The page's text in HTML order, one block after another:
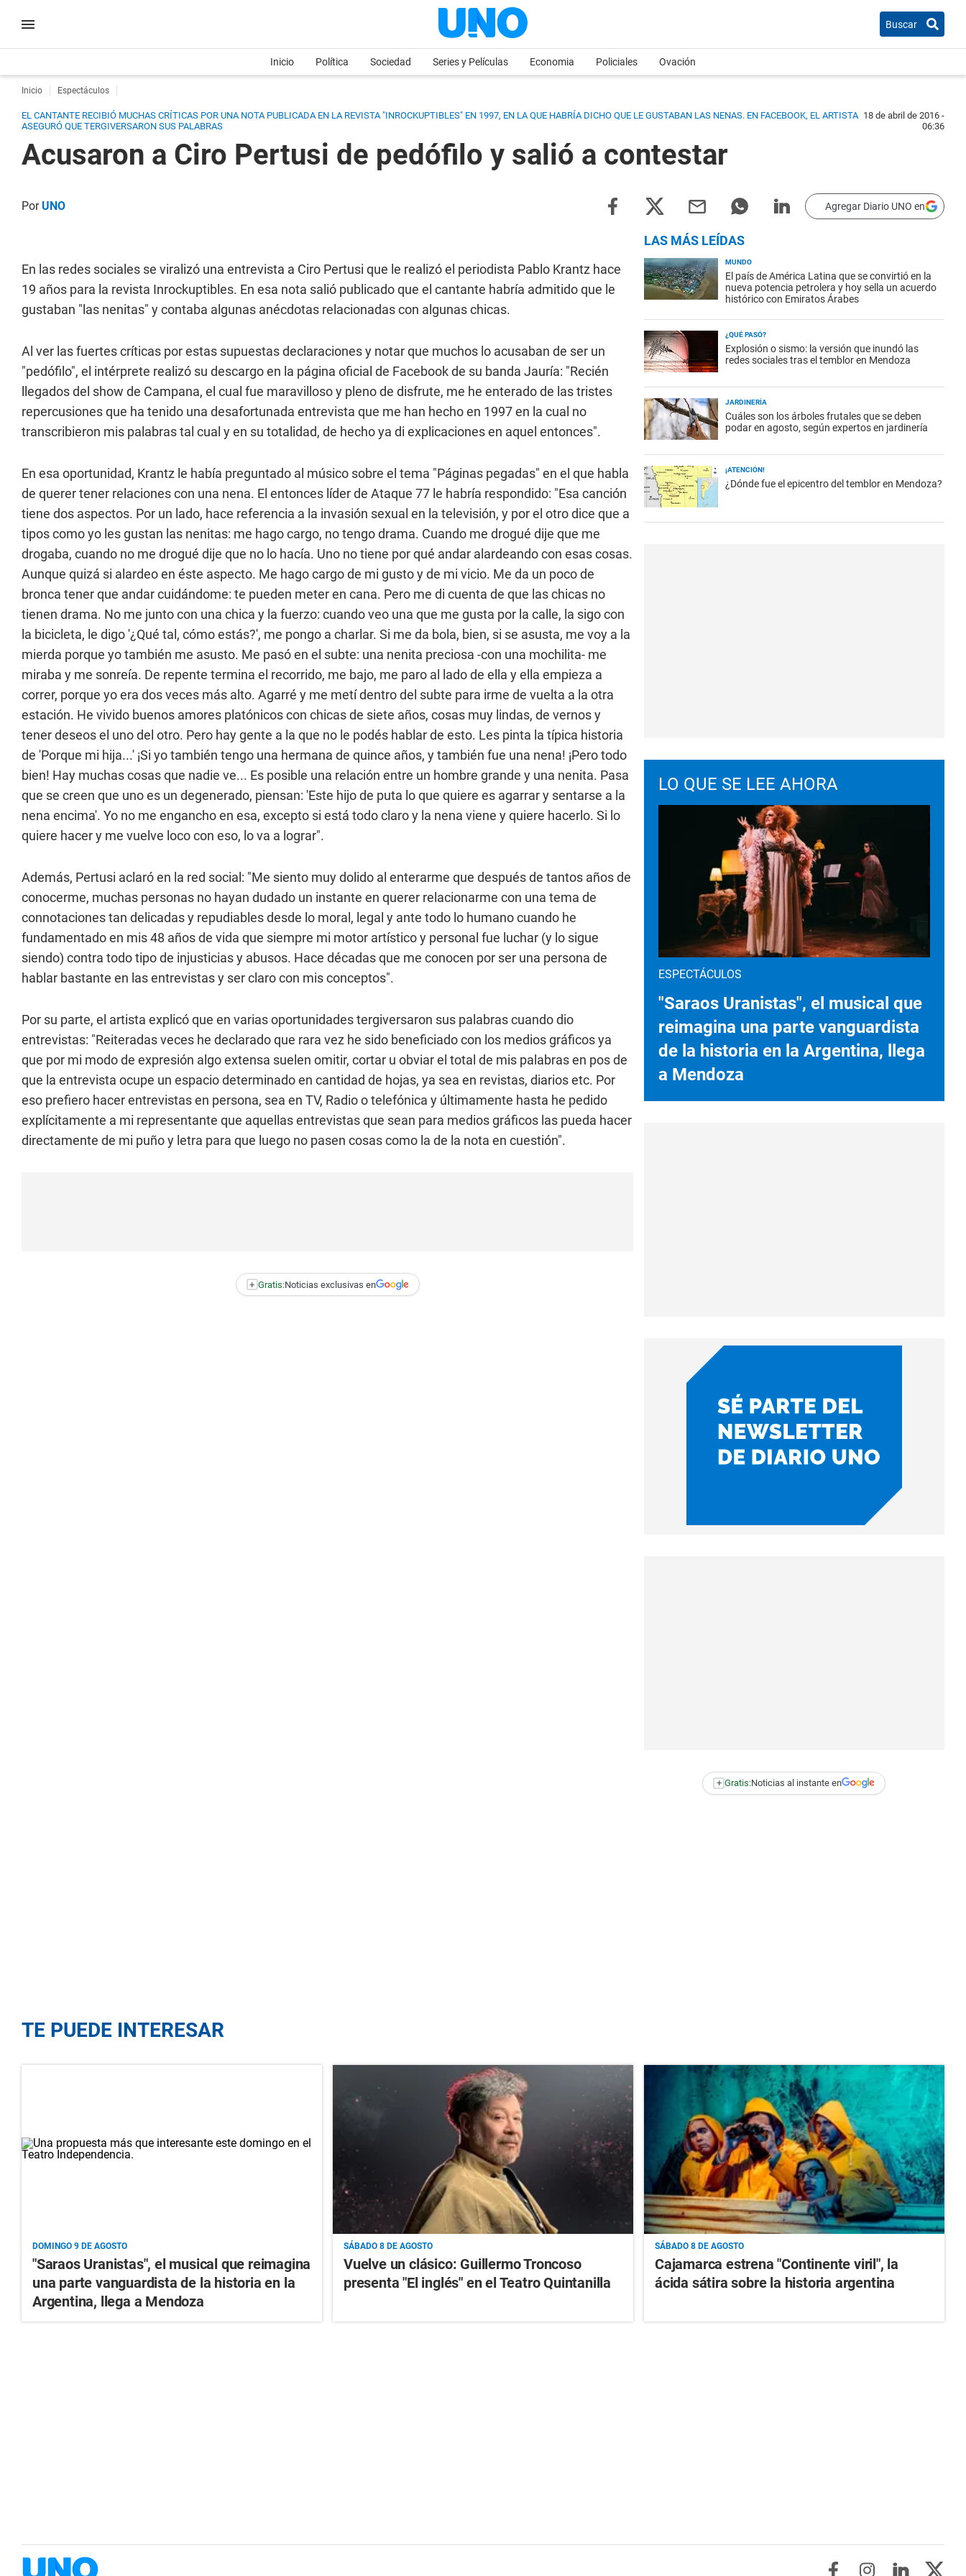
Buscar
Inicio Política Sociedad Series y Películas Economia Policiales Ovación
Inicio Espectáculos
EL CANTANTE RECIBIÓ MUCHAS CRÍTICAS POR UNA NOTA PUBLICADA EN LA REVISTA "INROCKUPTIBLES" EN 1997, EN LA QUE HABRÍA DICHO QUE LE GUSTABAN LAS NENAS. EN FACEBOOK, EL ARTISTA
ASEGURÓ QUE TERGIVERSARON SUS PALABRAS
18 de abril de 2016 -
06:36
Acusaron a Ciro Pertusi de pedófilo y salió a contestar
PorUNO Agregar Diario UNO en
En las redes sociales se viralizó una entrevista a Ciro Pertusi que le realizó el periodista Pablo Krantz hace
19 años para la revista Inrockuptibles. En esa nota salió publicado que el cantante habría admitido que le
gustaban "las nenitas" y contaba algunas anécdotas relacionadas con algunas chicas.
Al ver las fuertes críticas por estas supuestas declaraciones y notar que muchos lo acusaban de ser un
"pedófilo", el intérprete realizó su descargo en la página oficial de Facebook de su banda Jauría: "Recién
llegados del show de Campana, el cual fue maravilloso y pleno de disfrute, me he enterado de las tristes
repercusiones que ha tenido una desafortunada entrevista que me han hecho en 1997 en la cual no
transcribieron mis palabras tal cual y en su totalidad, de hecho ya di explicaciones en aquel entonces".
En esa oportunidad, Krantz le había preguntado al músico sobre el tema "Páginas pegadas" en el que habla
de querer tener relaciones con una nena. El entonces líder de Ataque 77 le habría respondido: "Esa canción
tiene dos aspectos. Por un lado, hace referencia a la invasión sexual en la televisión, y por el otro dice que a
tipos como yo les gustan las nenitas: me hago cargo, no tengo drama. Cuando me drogué dije que me
drogaba, cuando no me drogué dije que no lo hacía. Uno no tiene por qué andar alardeando con esas cosas.
Aunque quizá si alardeo en éste aspecto. Me hago cargo de mi gusto y de mi vicio. Me da un poco de
bronca tener que andar cuidándome: te pueden meter en cana. Pero me di cuenta de que las chicas no
tienen drama. No me junto con una chica y la fuerzo: cuando veo una que me gusta por la calle, la sigo con
la bicicleta, le digo '¿Qué tal, cómo estás?', me pongo a charlar. Si me da bola, bien, si se asusta, me voy a la
mierda porque yo también me asusto. Me pasó en el subte: una nenita preciosa -con una mochilita- me
miraba y me sonreía. De repente termina el recorrido, me bajo, me paro al lado de ella y ella empieza a
correr, porque yo era dos veces más alto. Agarré y me metí dentro del subte para irme de vuelta a la otra
estación. He vivido buenos amores platónicos con chicas de siete años, cosas muy lindas, de vernos y
tener deseos el uno del otro. Pero hay gente a la que no le podés hablar de esto. Les pinta la típica historia
de 'Porque mi hija...' ¡Si yo también tengo una hermana de quince años, y también fue una nena! ¡Pero todo
bien! Hay muchas cosas que nadie ve... Es posible una relación entre un hombre grande y una nenita. Pasa
que se creen que uno es un degenerado, piensan: 'Este hijo de puta lo que quiere es agarrar y sentarse a la
nena encima'. Yo no me engancho en esa, excepto si está todo claro y la nena viene y quiere hacerlo. Si lo
quiere hacer y me vuelve loco con eso, lo va a lograr".
Además, Pertusi aclaró en la red social: "Me siento muy dolido al enterarme que después de tantos años de
conocerme, muchas personas no hayan dudado un instante en querer relacionarme con una tema de
connotaciones tan delicadas y repudiables desde lo moral, legal y ante todo lo humano cuando he
fundamentado en mis 48 años de vida que siempre mi motor artístico y personal fue luchar (y lo sigue
siendo) contra todo tipo de injusticias y abusos. Hace décadas que me conocen por ser una persona de
hablar bastante en las entrevistas y ser claro con mis conceptos".
Por su parte, el artista explicó que en varias oportunidades tergiversaron sus palabras cuando dio
entrevistas: "Reiteradas veces he declarado que rara vez he sido beneficiado con los medios gráficos ya
que por mi modo de expresión algo extensa suelen omitir, cortar u obviar el total de mis palabras en pos de
que la entrevista ocupe un espacio determinado en cantidad de hojas, ya sea en revistas, diarios etc. Por
eso prefiero hacer entrevistas en persona, sea en TV, Radio o telefónica y últimamente hasta he pedido
explícitamente a mi representante que aquellas entrevistas que sean para medios gráficos las pueda hacer
directamente de mi puño y letra para que luego no pasen cosas como la de la nota en cuestión".
+ Gratis:Noticias exclusivas en
LAS MÁS LEÍDAS
MUNDO
El país de América Latina que se convirtió en la
nueva potencia petrolera y hoy sella un acuerdo
histórico con Emiratos Árabes
¿QUÉ PASÓ?
Explosión o sismo: la versión que inundó las
redes sociales tras el temblor en Mendoza
JARDINERÍA
Cuáles son los árboles frutales que se deben
podar en agosto, según expertos en jardinería
¡ATENCIÓN!
¿Dónde fue el epicentro del temblor en Mendoza?
LO QUE SE LEE AHORA
ESPECTÁCULOS
"Saraos Uranistas", el musical que
reimagina una parte vanguardista
de la historia en la Argentina, llega
a Mendoza
+ Gratis:Noticias al instante en
TE PUEDE INTERESAR
DOMINGO 9 DE AGOSTO
"Saraos Uranistas", el musical que reimagina
una parte vanguardista de la historia en la
Argentina, llega a Mendoza
SÁBADO 8 DE AGOSTO
Vuelve un clásico: Guillermo Troncoso
presenta "El inglés" en el Teatro Quintanilla
SÁBADO 8 DE AGOSTO
Cajamarca estrena "Continente viril", la
ácida sátira sobre la historia argentina